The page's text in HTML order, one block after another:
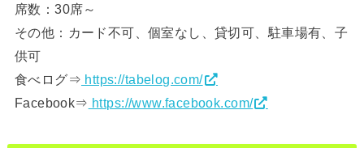
席数：30席～
その他：カード不可、個室なし、貸切可、駐車場有、子
供可
食べログ⇒ https://tabelog.com/
Facebook⇒ https://www.facebook.com/